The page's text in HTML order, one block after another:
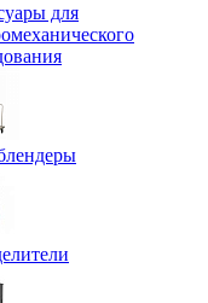
для